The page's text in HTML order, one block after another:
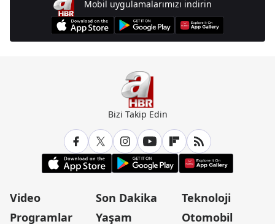
Mobil uygulamalarımızı indirin
Bizi Takip Edin
Video
Programlar
Son Dakika
Yaşam
Teknoloji
Otomobil